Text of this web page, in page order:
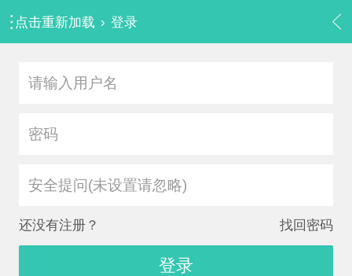
点击重新加载 › 登录
安全提问(未设置请忽略)
还没有注册？ 找回密码
登录